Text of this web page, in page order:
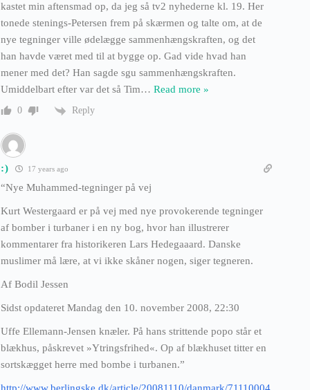
kastet min aftensmad op, da jeg så tv2 nyhederne kl. 19. Her
tonede stenings-Petersen frem på skærmen og talte om, at de
nye tegninger ville ødelægge sammenhængskraften, og det
han havde været med til at bygge op. Gad vide hvad han
mener med det? Han sagde sgu sammenhængskraften.
Umiddelbart efter var det så Tim… Read more »
0 Reply
:) 17 years ago
“Nye Muhammed-tegninger på vej
Kurt Westergaard er på vej med nye provokerende tegninger
af bomber i turbaner i en ny bog, hvor han illustrerer
kommentarer fra historikeren Lars Hedegaaard. Danske
muslimer må lære, at vi ikke skåner nogen, siger tegneren.
Af Bodil Jessen
Sidst opdateret Mandag den 10. november 2008, 22:30
Uffe Ellemann-Jensen knæler. På hans strittende popo står et
blækhus, påskrevet »Ytringsfrihed«. Op af blækhuset titter en
sortskægget herre med bombe i turbanen.”